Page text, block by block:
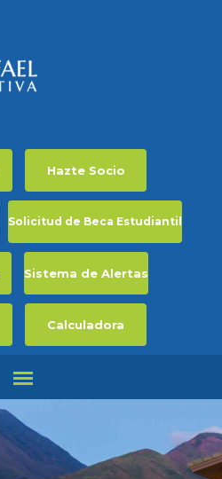
Hazte Socio
Solicitud de Beca Estudiantil
Sistema de Alertas
Calculadora